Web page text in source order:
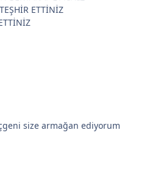
ETTİNİZ
size armağan ediyorum